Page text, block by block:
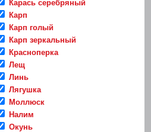
Карась серебряный
Карп
Карп голый
Карп зеркальный
Красноперка
Лещ
Линь
Лягушка
Моллюск
Налим
Окунь